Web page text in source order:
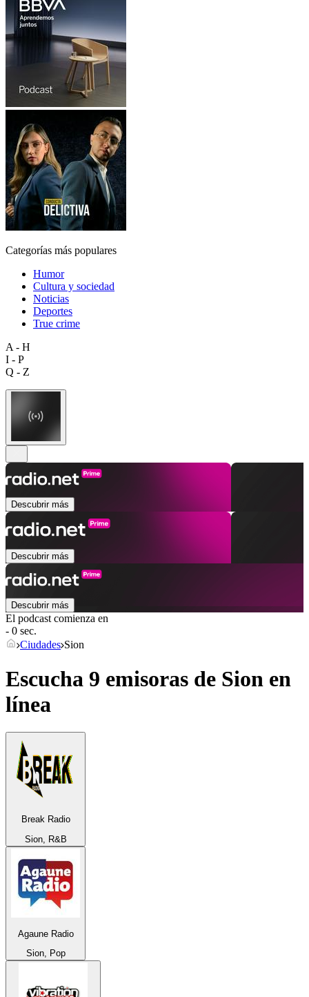
Categorías más populares
Humor
Cultura y sociedad
Noticias
Deportes
True crime
A - H
I - P
Q - Z
Descubrir más
Descubrir más
Descubrir más
El podcast comienza en
- 0 sec.
Ciudades Sion
Escucha 9 emisoras de Sion en
línea
Break Radio
Sion, R&B
Agaune Radio
Sion, Pop